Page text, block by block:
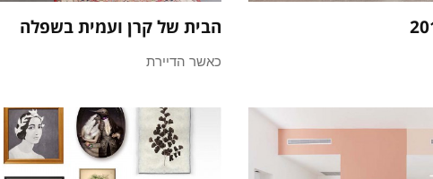
הבית של קרן ועמית בשפלה
כאשר הדיירת